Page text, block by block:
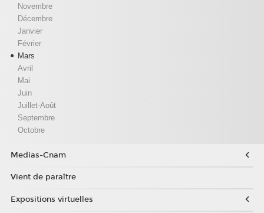
Novembre
Décembre
Janvier
Février
Mars
Avril
Mai
Juin
Juillet-Août
Septembre
Octobre
Medias-Cnam
Vient de paraître
Expositions virtuelles